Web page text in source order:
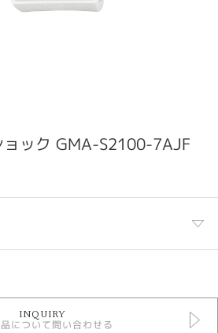
ック GMA-S2100-7AJF
INQUIRY
について問い合わせる